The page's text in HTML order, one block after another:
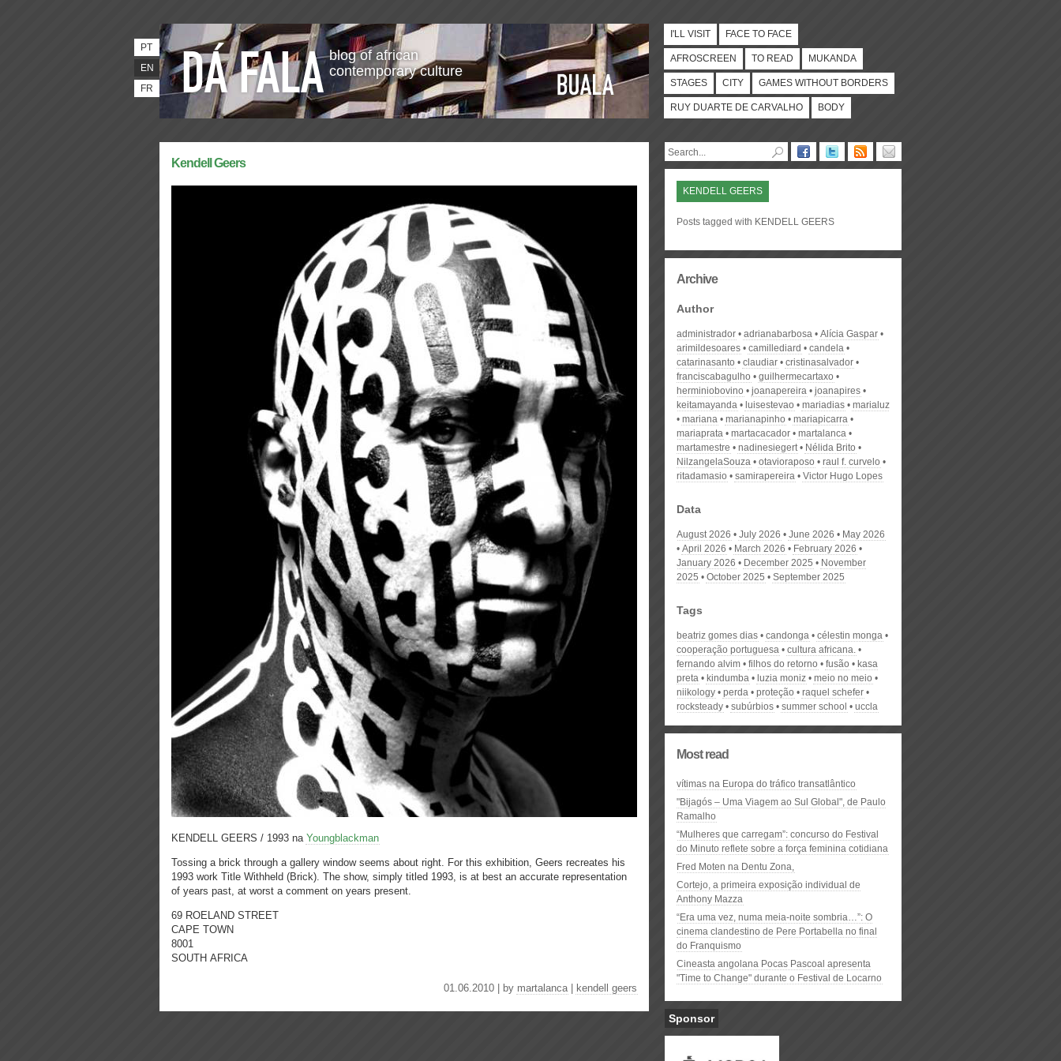
blog of african
contemporary culture
PT
EN
FR
I'LL VISIT FACE TO FACE
AFROSCREEN TO READ MUKANDA
STAGES CITY GAMES WITHOUT BORDERS
RUY DUARTE DE CARVALHO BODY
Kendell Geers
KENDELL GEERS / 1993 na Youngblackman
Tossing a brick through a gallery window seems about right. For this exhibition, Geers recreates his
1993 work Title Withheld (Brick). The show, simply titled 1993, is at best an accurate representation
of years past, at worst a comment on years present.
69 ROELAND STREET
CAPE TOWN
8001
SOUTH AFRICA
01.06.2010 | by martalanca| kendell geers
KENDELL GEERS
Posts tagged with KENDELL GEERS
Archive
Author
administrador adrianabarbosa
Alícia Gaspar
arimildesoares
camillediard
candela
catarinasanto
claudiar
cristinasalvador
franciscabagulho
guilhermecartaxo
herminiobovino
joanapereira
joanapires
keitamayanda
luisestevao mariadias
marialuz
mariana
marianapinho
mariapicarra
mariaprata
martacacador
martalanca
martamestre
nadinesiegert
Nélida Brito
NilzangelaSouza
otavioraposo
raul f. curvelo
ritadamasio
samirapereira Victor Hugo Lopes
Data
August 2026 July 2026 June 2026
May 2026
April 2026
March 2026
February 2026
January 2026
December 2025
November
2025
October 2025 September 2025
Tags
beatriz gomes dias candonga
célestin monga
cooperação portuguesa
cultura africana.
fernando alvim
filhos do retorno fusão
kasa
preta
kindumba luzia moniz
meio no meio
niikology
perda proteção
raquel schefer
rocksteady
subúrbios summer school uccla
Most read
vítimas na Europa do tráfico transatlântico
"Bijagós – Uma Viagem ao Sul Global", de Paulo
Ramalho
“Mulheres que carregam”: concurso do Festival
do Minuto reflete sobre a força feminina cotidiana
Fred Moten na Dentu Zona,
Cortejo, a primeira exposição individual de
Anthony Mazza
“Era uma vez, numa meia-noite sombria…”: O
cinema clandestino de Pere Portabella no final
do Franquismo
Cineasta angolana Pocas Pascoal apresenta
"Time to Change" durante o Festival de Locarno
Sponsor